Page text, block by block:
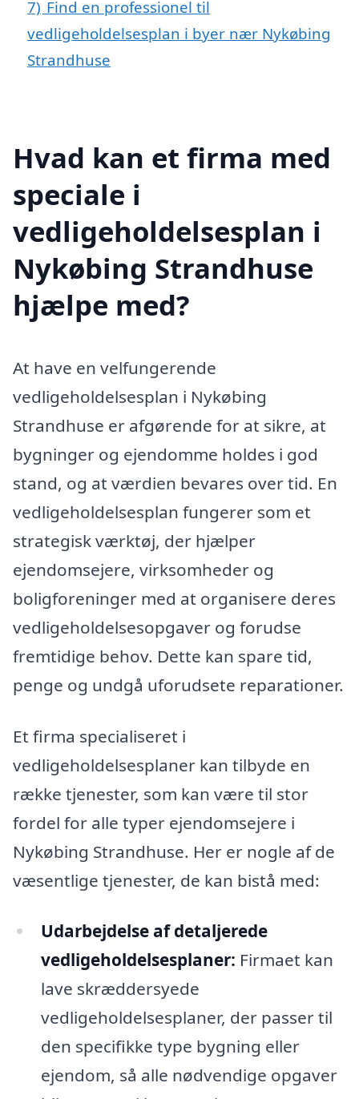
7) Find en professionel til
vedligeholdelsesplan i byer nær Nykøbing
Strandhuse
Hvad kan et firma med
speciale i
vedligeholdelsesplan i
Nykøbing Strandhuse
hjælpe med?
At have en velfungerende
vedligeholdelsesplan i Nykøbing
Strandhuse er afgørende for at sikre, at
bygninger og ejendomme holdes i god
stand, og at værdien bevares over tid. En
vedligeholdelsesplan fungerer som et
strategisk værktøj, der hjælper
ejendomsejere, virksomheder og
boligforeninger med at organisere deres
vedligeholdelsesopgaver og forudse
fremtidige behov. Dette kan spare tid,
penge og undgå uforudsete reparationer.
Et firma specialiseret i
vedligeholdelsesplaner kan tilbyde en
række tjenester, som kan være til stor
fordel for alle typer ejendomsejere i
Nykøbing Strandhuse. Her er nogle af de
væsentlige tjenester, de kan bistå med:
Udarbejdelse af detaljerede
vedligeholdelsesplaner: Firmaet kan
lave skræddersyede
vedligeholdelsesplaner, der passer til
den specifikke type bygning eller
ejendom, så alle nødvendige opgaver